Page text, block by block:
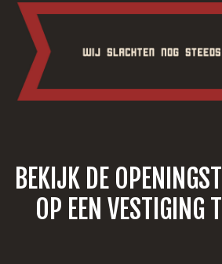
BEKIJK DE
OP EEN VESTIGING